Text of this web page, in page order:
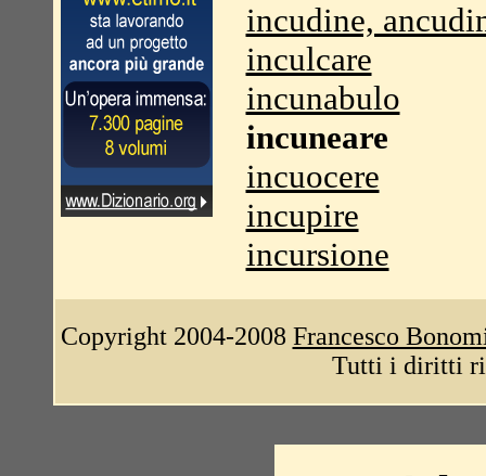
incudine,
inculcare
incunabulo
incuneare
incuocere
incupire
incursione
Copyright 2004-2008 Francesco
Tutti i diritti